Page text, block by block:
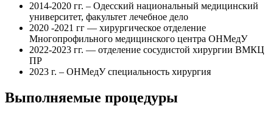
2014-2020 гг. – Одесский национальный медицинский
университет, факультет лечебное дело
2020 -2021 гг — хирургическое отделение
Многопрофильного медицинского центра ОНМедУ
2022-2023 гг. — отделение сосудистой хирургии ВМКЦ
ПР
2023 г. – ОНМедУ специальность хирургия
Выполняемые процедуры